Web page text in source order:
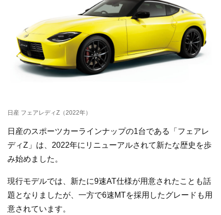
日産 フェアレディZ（2022年）
日産のスポーツカーラインナップの1台である「フェアレ
ディZ」は、2022年にリニューアルされて新たな歴史を歩
み始めました。
現行モデルでは、新たに9速AT仕様が用意されたことも話
題となりましたが、一方で6速MTを採用したグレードも用
意されています。